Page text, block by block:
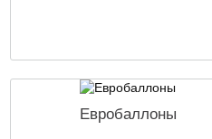
Евробаллоны